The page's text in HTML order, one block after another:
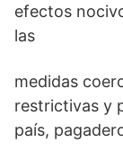
efectos
las
medidas
restrictivas y
país,